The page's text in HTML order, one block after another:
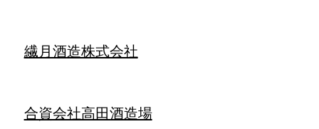
繊月酒造株式会社
合資会社高田酒造場